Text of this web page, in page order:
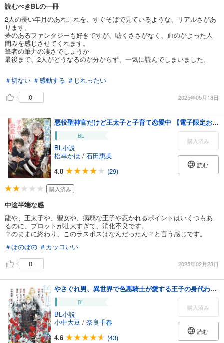
読むべきBLの一冊
2人の長い年月のあれこれを、すぐそばで見ているような、リアルさがあ
ります。
夢のあるファンタジーも好きですが、嘘くささがなく、血のかよった人
間みを感じさせてくれます。
筆者の筆力の凄さでしょうか
最後まで、2人がどうなるのか分からず、一気に読んでしまいました。
＃切ない ＃感動する ＃じれったい
0
2025年05月18日
悪役聖神官だけど王太子と子育て恋愛中 【電子限定おまけ付き＆イラスト収録】
BL
BL小説
松幸かほ / 石田惠美
4.0
(29)
購入済み
読む
購入済み
中途半端な感
龍や、王太子や、聖女や、病弱な王子や惹かれるポイントはいくつもあ
るのに、プロットが壮大すぎて、消化不良です。
？のままに終わり、このラスボスはなんだったん？と言う感じです。
＃ほのぼの ＃カッコいい
0
2025年02月23日
やさぐれ男、異世界で色悪騎士が愛する王子の身代わりとなる
BL
BL小説
小中大豆 / 奈良千春
4.6
(43)
購入済み
読む